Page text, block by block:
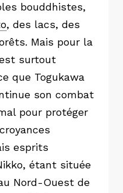
bouddhistes,
, des lacs, des
Mais pour la
surtout
que Togukawa
son combat
pour protéger
esprits
étant située
Nord-Ouest de